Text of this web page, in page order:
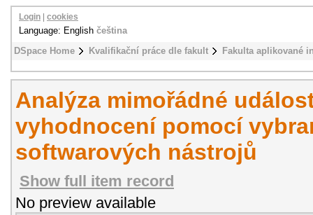
DSpace Home Kvalifikační práce dle fakult Fakulta aplikované
Login cookies
Language: English čeština
Analýza mimořádné
vyhodnocení pomocí
softwarových nástrojů
Show full item record
No preview available